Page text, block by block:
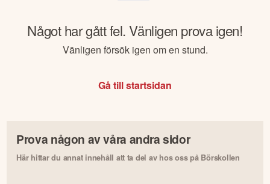
Något har gått fel. Vänligen prova igen!
Vänligen försök igen om en stund.
Gå till startsidan
Prova någon av våra andra sidor
Här hittar du annat innehåll att ta del av hos oss på Börskollen